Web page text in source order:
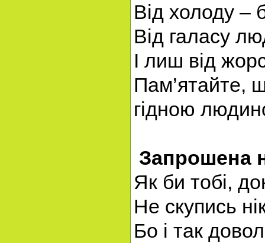
Від холоду –
Від галасу
І лиш від
Пам’ятайте,
гідною
Запрошена
Як би тобі,
Не скупись
Бо і так